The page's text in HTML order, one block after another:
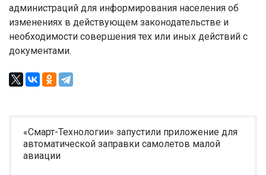
администраций для информирования населения об
изменениях в действующем законодательстве и
необходимости совершения тех или иных действий с
документами.
«Смарт-Технологии» запустили приложение для
автоматической заправки самолетов малой
авиации